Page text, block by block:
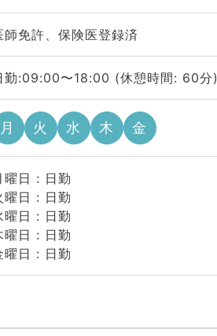
師免許、保険医登録済
勤:09:00〜18:00 (休憩時間: 60分)
月 火 水 木 金
曜日 : 日勤
曜日 : 日勤
曜日 : 日勤
曜日 : 日勤
曜日 : 日勤